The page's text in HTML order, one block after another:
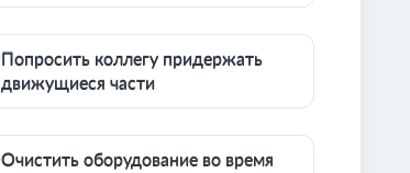
Попросить коллегу придержать
движущиеся части
Очистить оборудование во время